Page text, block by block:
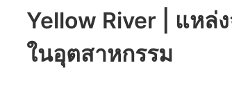
Yellow River | แหล่
ในอุตสาหกรรม